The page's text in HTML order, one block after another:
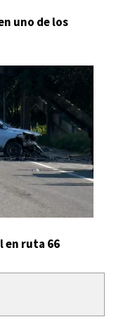
uno de los
en ruta 66